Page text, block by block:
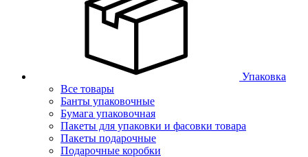
Упаковка
Все товары
Банты упаковочные
Бумага упаковочная
Пакеты для упаковки и фасовки товара
Пакеты подарочные
Подарочные коробки